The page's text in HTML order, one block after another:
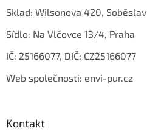
p
k
Sklad: Wilsonova 420, Soběslav
Sídlo: Na Vlčovce 13/4, Praha
IČ: 25166077, DIČ: CZ25166077
Web společnosti: envi-pur.cz
Kontakt